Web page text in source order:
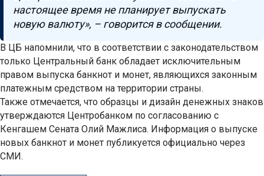
настоящее время не планирует выпускать
новую валюту», – говорится в сообщении.
В ЦБ напомнили, что в соответствии с законодательством
только Центральный банк обладает исключительным
правом выпуска банкнот и монет, являющихся законным
платежным средством на территории страны.
Также отмечается, что образцы и дизайн денежных знаков
утверждаются Центробанком по согласованию с
Кенгашем Сената Олий Мажлиса. Информация о выпуске
новых банкнот и монет публикуется официально через
СМИ.